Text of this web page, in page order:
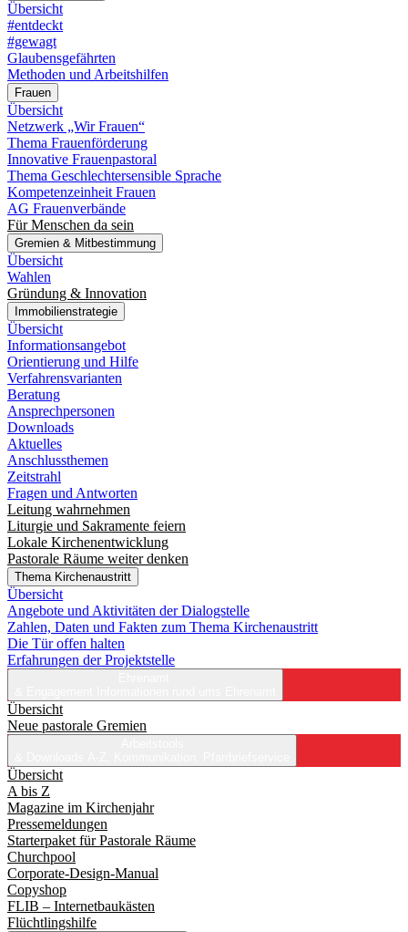
Übersicht
#entdeckt
#gewagt
Glaubensgefährten
Methoden und Arbeitshilfen
Frauen
Übersicht
Netzwerk „Wir Frauen“
Thema Frauenförderung
Innovative Frauenpastoral
Thema Geschlechtersensible Sprache
Kompetenzeinheit Frauen
AG Frauenverbände
Für Menschen da sein
Gremien & Mitbestimmung
Übersicht
Wahlen
Gründung & Innovation
Immobilienstrategie
Übersicht
Informationsangebot
Orientierung und Hilfe
Verfahrensvarianten
Beratung
Ansprechpersonen
Downloads
Aktuelles
Anschlussthemen
Zeitstrahl
Fragen und Antworten
Leitung wahrnehmen
Liturgie und Sakramente feiern
Lokale Kirchenentwicklung
Pastorale Räume weiter denken
Thema Kirchenaustritt
Übersicht
Angebote und Aktivitäten der Dialogstelle
Zahlen, Daten und Fakten zum Thema Kirchenaustritt
Die Tür offen halten
Erfahrungen der Projektstelle
Übersicht
Neue pastorale Gremien
Übersicht
A bis Z
Magazine im Kirchenjahr
Pressemeldungen
Starterpaket für Pastorale Räume
Churchpool
Corporate-Design-Manual
Copyshop
FLIB – Internetbaukästen
Flüchtlingshilfe